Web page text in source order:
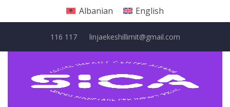
Albanian English
116 117 linjaekeshillimit@gmail.com